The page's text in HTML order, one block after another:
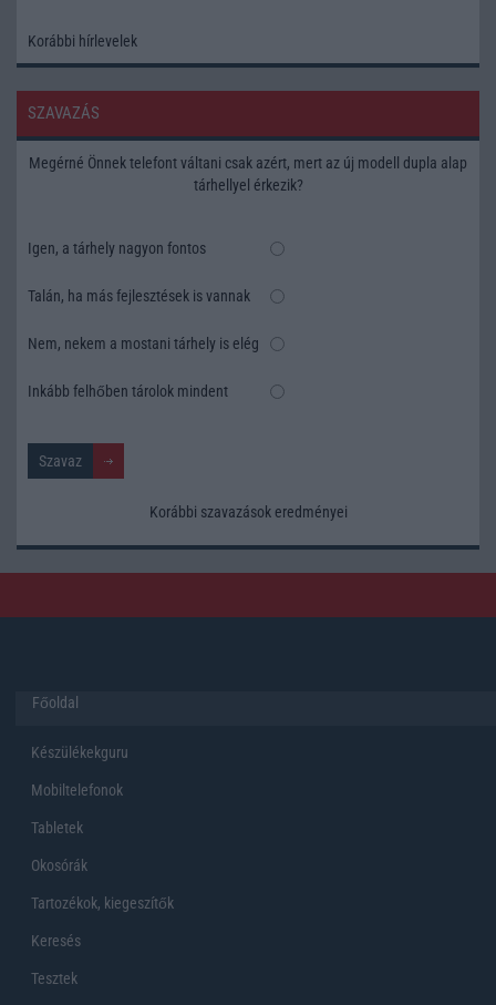
Korábbi hírlevelek
SZAVAZÁS
Megérné Önnek telefont váltani csak azért, mert az új modell dupla alap
tárhellyel érkezik?
Igen, a tárhely nagyon fontos
Talán, ha más fejlesztések is vannak
Nem, nekem a mostani tárhely is elég
Inkább felhőben tárolok mindent
Korábbi szavazások eredményei
Főoldal
Készülékekguru
Mobiltelefonok
Tabletek
Okosórák
Tartozékok, kiegeszítők
Keresés
Tesztek